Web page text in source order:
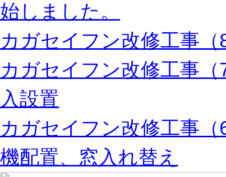
始しました。
カガセイフン改修工事
カガセイフン改修工事
入設置
カガセイフン改修工事
機配置、窓入れ替え